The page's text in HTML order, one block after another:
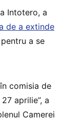
Intotero, a
de a extinde
a se
în comisia de
aprilie”, a
Camerei